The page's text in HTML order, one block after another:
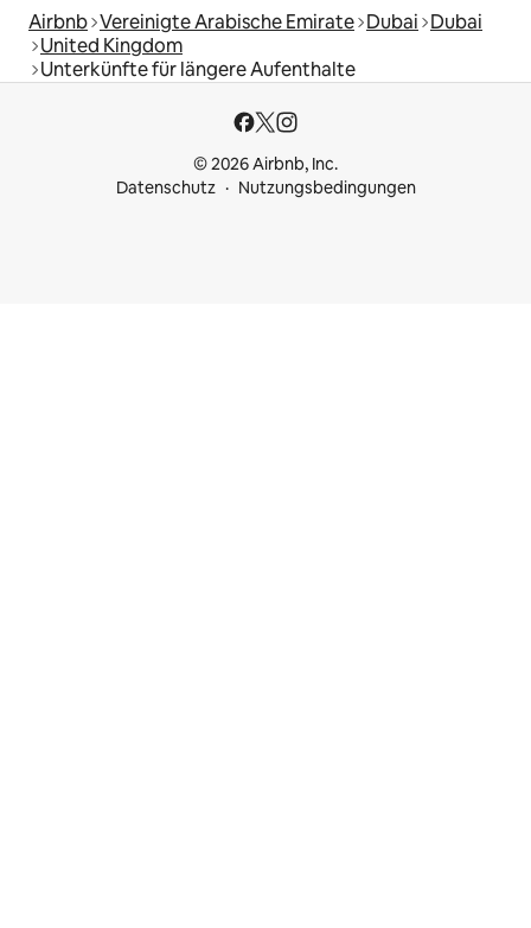
Airbnb Vereinigte Arabische Emirate Dubai Dubai
United Kingdom
Unterkünfte für längere Aufenthalte
© 2026 Airbnb, Inc.
Datenschutz
Nutzungsbedingungen